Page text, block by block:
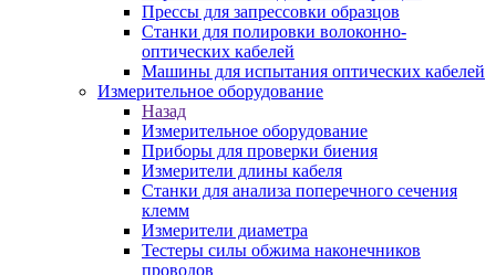
Прессы для запрессовки образцов
Станки для полировки волоконно-
оптических кабелей
Машины для испытания оптических кабелей
Измерительное оборудование
Назад
Измерительное оборудование
Приборы для проверки биения
Измерители длины кабеля
Станки для анализа поперечного сечения
клемм
Измерители диаметра
Тестеры силы обжима наконечников
проводов